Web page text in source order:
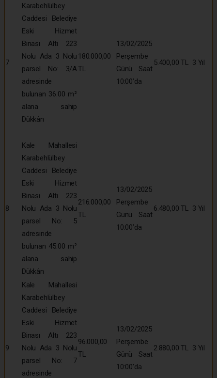
7
Karabehlülbey
Caddesi Belediye
Eski Hizmet
Binası Altı 223
Nolu Ada 3 Nolu
parsel No: 3/A
adresinde
bulunan 36.00 m²
alana sahip
Dükkân
180.000,00
TL
13/02/2025
Perşembe
Günü Saat
10:00’da
5.400,00 TL 3 Yıl
8
Kale Mahallesi
Karabehlülbey
Caddesi Belediye
Eski Hizmet
Binası Altı 223
Nolu Ada 3 Nolu
parsel No: 5
adresinde
bulunan 45.00 m²
alana sahip
Dükkân
216.000,00
TL
13/02/2025
Perşembe
Günü Saat
10:00’da
6.480,00 TL 3 Yıl
9
Kale Mahallesi
Karabehlülbey
Caddesi Belediye
Eski Hizmet
Binası Altı 223
Nolu Ada 3 Nolu
parsel No: 7
adresinde
96.000,00
TL
13/02/2025
Perşembe
Günü Saat
10:00’da
2.880,00 TL 3 Yıl